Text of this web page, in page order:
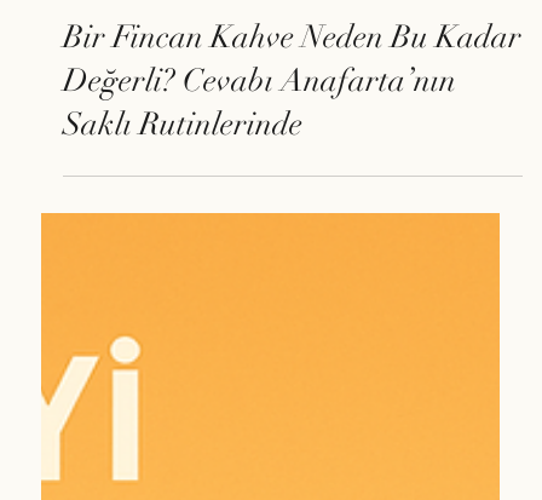
Bir Fincan Kahve Neden Bu Kadar
Değerli? Cevabı Anafarta’nın
Saklı Rutinlerinde